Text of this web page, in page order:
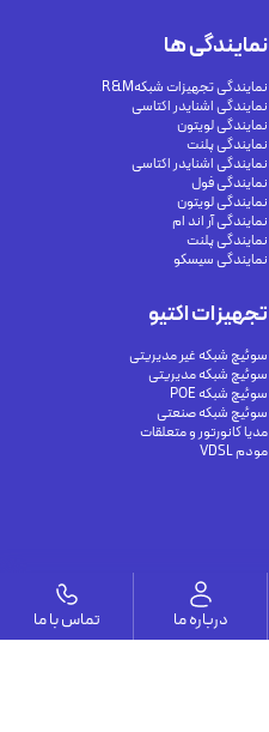
تجهیزات اکتیو
سوئیچ شبکه غیر مدیریتی
سوئیچ شبکه مدیریتی
سوئیچ شبکه POE
سوئیچ شبکه صنعتی
مدیا کانورتور و متعلقات
مودم VDSL
نمایندگی ها
نمایندگی تجهیزات شبکهR&M
نمایندگی اشنایدر اکتاسی
نمایندگی لویتون
نمایندگی پلنت
نمایندگی اشنایدر اکتاسی
نمایندگی فول
نمایندگی لویتون
نمایندگی آر اند ام
نمایندگی پلنت
نمایندگی سیسکو
درباره ما تماس با ما